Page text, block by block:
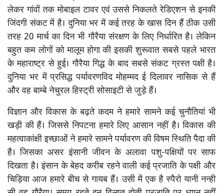
लेकर गांवों तक मोबाइल टावर एवं उससे निकलते रेडिएशन से इनकी
जिंदगी संकट में है। दुनिया भर में कई तरह के खास दिन हैं ठीक उसी
तरह 20 मार्च का दिन भी गौरैया संरक्षण के लिए निर्धारित है। लेकिन
बहुत कम लोगों को मालूम होगा की इसकी शुरूवात सबसे पहले भारत
के महाराष्ट्र से हुई। गौरैया गिद्ध के बाद सबसे संकट ग्रस्त पक्षी है।
दुनिया भर में प्रसिद्ध पर्यावरणविद मोहम्मद ई दिलावर नासिक से हैं
और वह बाम्बे नेचुरल हिस्ट्री सोसाइटी से जुड़े हैं।
विज्ञान और विकास के बढ़ते कदम ने हमारे सामने कई चुनौतियां भी
खड़ी की हैं। जिससे निपटना हमारे लिए आसान नहीं है। विकास की
महत्वाकांक्षी इच्छाओं ने हमारे सामने पर्यावरण की विषम स्थिति पैदा की
है। जिसका असर इंसानी जीवन के अलावा पशु-पक्षियों पर साफ
दिखता है। इंसान के बेहद करीब रहने वाली कई प्रजाति के पक्षी और
चिड़िया आज हमारे बीच से गायब हैं। उसी में एक है स्पैरो यानी नन्ही